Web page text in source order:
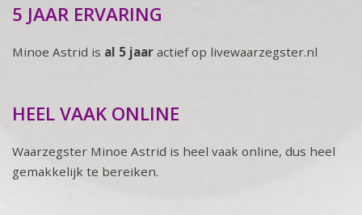
5 JAAR ERVARING
Minoe Astrid is al 5 jaar actief op livewaarzegster.nl
HEEL VAAK ONLINE
Waarzegster Minoe Astrid is heel vaak online, dus heel
gemakkelijk te bereiken.